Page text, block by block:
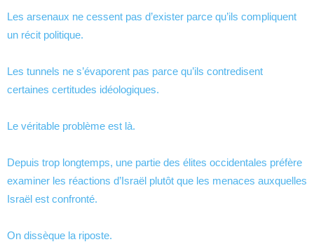
Les arsenaux ne cessent pas d’exister parce qu’ils compliquent
un récit politique.
Les tunnels ne s’évaporent pas parce qu’ils contredisent
certaines certitudes idéologiques.
Le véritable problème est là.
Depuis trop longtemps, une partie des élites occidentales préfère
examiner les réactions d’Israël plutôt que les menaces auxquelles
Israël est confronté.
On dissèque la riposte.